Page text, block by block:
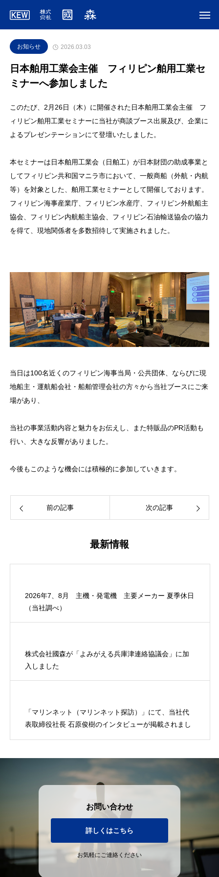
お知らせ 2026.03.03
日本舶用工業会主催 フィリピン舶用工業セ
ミナーへ参加しました
このたび、2月26日（木）に開催された日本舶用工業会主催 フ
ィリピン舶用工業セミナーに当社が商談ブース出展及び、企業に
よるプレゼンテーションにて登壇いたしました。
本セミナーは日本舶用工業会（日舶工）が日本財団の助成事業と
してフィリピン共和国マニラ市において、一般商船（外航・内航
等）を対象とした、舶用工業セミナーとして開催しております。
フィリピン海事産業庁、フィリピン水産庁、フィリピン外航船主
協会、フィリピン内航船主協会、フィリピン石油輸送協会の協力
を得て、現地関係者を多数招待して実施されました。
当日は100名近くのフィリピン海事当局・公共団体、ならびに現
地船主・運航船会社・船舶管理会社の方々から当社ブースにご来
場があり、
当社の事業活動内容と魅力をお伝えし、また特販品のPR活動も
行い、大きな反響がありました。
今後もこのような機会には積極的に参加していきます。
前の記事 次の記事
最新情報
2026年7、8月 主機・発電機 主要メーカー 夏季休日
（当社調べ）
株式会社國森が「よみがえる兵庫津連絡協議会」に加
入しました
「マリンネット（マリンネット探訪）」にて、当社代
表取締役社長 石原俊樹のインタビューが掲載されまし
お問い合わせ
詳しくはこちら
お気軽にご連絡ください